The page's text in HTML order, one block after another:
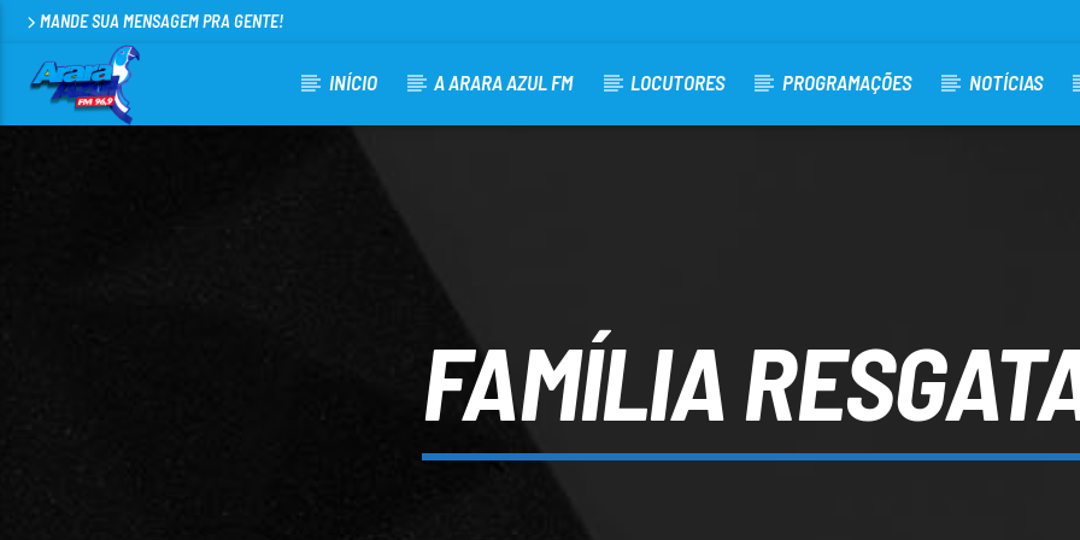
MANDE SUA MENSAGEM PRA GENTE!
INÍCIO A ARARA AZUL FM LOCUTORES PROGRAMAÇÕES NOTÍCIAS
FAMÍLIA